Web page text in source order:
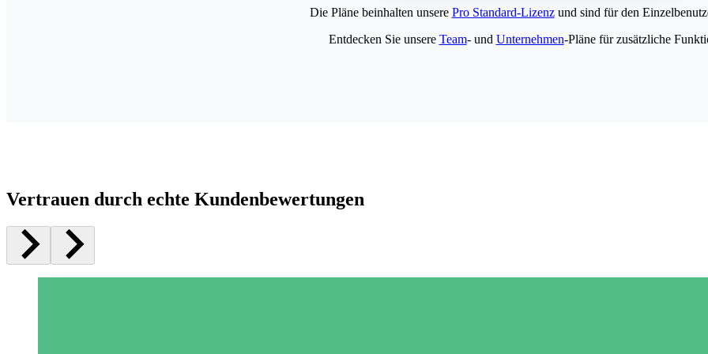
Die Pläne beinhalten unsere Pro Standard-Lizenzund sind für den
Entdecken Sie unsere Team- und Unternehmen-Pläne für zusätzliche
Vertrauen durch echte Kundenbewertungen